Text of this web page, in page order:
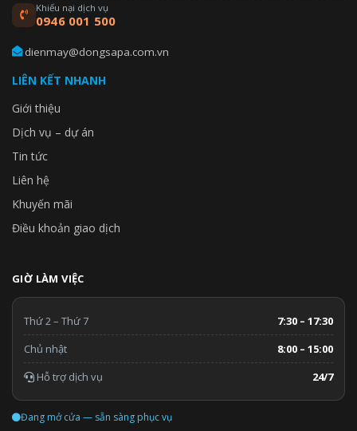
Khiếu nại dịch vụ
0946 001 500
dienmay@dongsapa.com.vn
LIÊN KẾT NHANH
Giới thiệu
Dịch vụ – dự án
Tin tức
Liên hệ
Khuyến mãi
Điều khoản giao dịch
GIỜ LÀM VIỆC
Thứ 2 – Thứ 7
7:30 – 17:30
Chủ nhật
8:00 – 15:00
Hỗ trợ dịch vụ
24/7
Đang mở cửa — sẵn sàng phục vụ